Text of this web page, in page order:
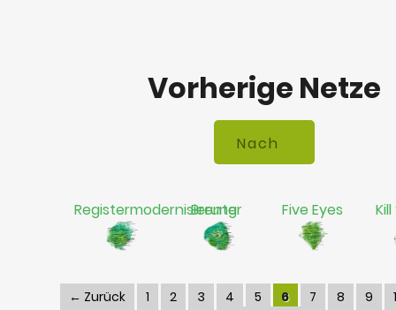
Vorherige Netze
Registermodernisierung
Brenter Five Eyes
← Zurück 1 2 3 4 5 6 7 8 9